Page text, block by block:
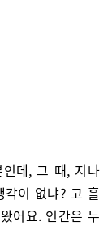
데, 그 때, 지나
이 없냐? 고 흘
어요. 인간은 누